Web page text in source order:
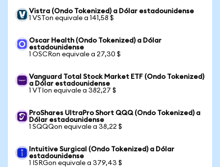
Vistra (Ondo Tokenized) a Dólar estadounidense
1 VSTon equivale a 141,58 $
Oscar Health (Ondo Tokenized) a Dólar
estadounidense
1 OSCRon equivale a 27,30 $
Vanguard Total Stock Market ETF (Ondo Tokenized)
a Dólar estadounidense
1 VTIon equivale a 382,27 $
ProShares UltraPro Short QQQ (Ondo Tokenized) a
Dólar estadounidense
1 SQQQon equivale a 38,22 $
Intuitive Surgical (Ondo Tokenized) a Dólar
estadounidense
1 ISRGon equivale a 379,43 $